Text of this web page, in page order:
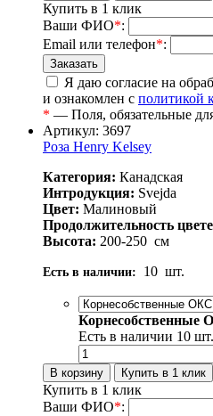
Купить в 1 клик
Ваши ФИО*:
Email или телефон*:
Я даю согласие на
и ознакомлен с политикой
* — Поля, обязательные
Артикул: 3697
Роза Henry Kelsey
Категория: Канадская
Интродукция: Svejda
Цвет: Малиновый
Продолжительность
Высота: 200-250 см
Есть в наличии: 10 шт.
Корнесобственные
Есть в наличии 10 шт.
Купить в 1 клик
Ваши ФИО*: